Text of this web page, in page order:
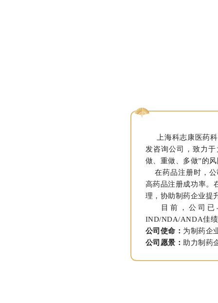
上海科志康医药科
发咨询公司，致力
做、重做、多做”的
在药品注册时，公
高药品注册成功率。
理，协助制药企业提
目前，公司已
IND/NDA/ANDA佳
公司使命： 为制药企
公司愿景： 助力制药